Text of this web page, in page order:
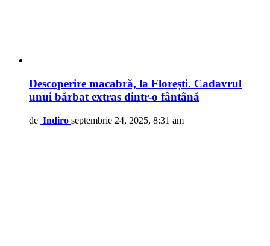
Descoperire macabră, la Florești. Cadavrul
unui bărbat extras dintr-o fântână
de Indiro septembrie 24, 2025, 8:31 am